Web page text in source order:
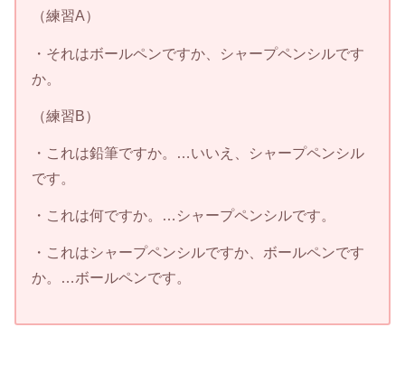
（練習A）
・それはボールペンですか、シャープペンシルです
か。
（練習B）
・これは鉛筆ですか。…いいえ、シャープペンシル
です。
・これは何ですか。…シャープペンシルです。
・これはシャープペンシルですか、ボールペンです
か。…ボールペンです。